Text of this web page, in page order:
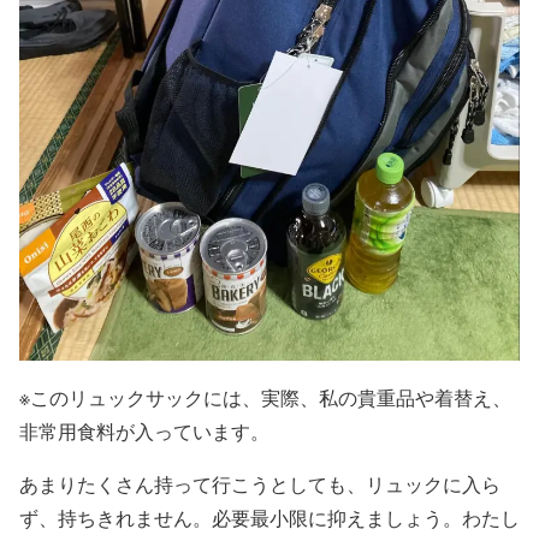
※このリュックサックには、実際、私の貴重品や着替え、
非常用食料が入っています。
あまりたくさん持って行こうとしても、リュックに入ら
ず、持ちきれません。必要最小限に抑えましょう。わたし